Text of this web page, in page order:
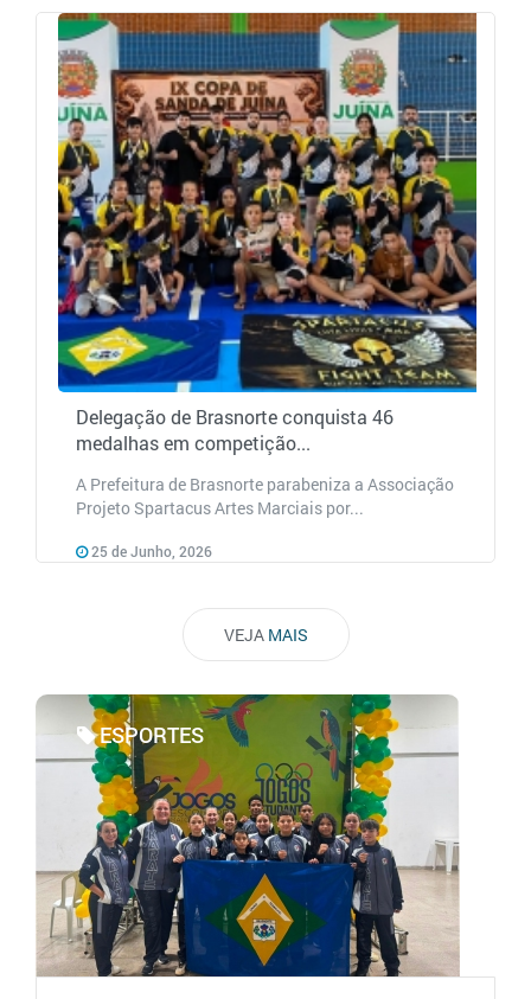
Delegação de Brasnorte conquista 46
medalhas em competição...
A Prefeitura de Brasnorte parabeniza a Associação
Projeto Spartacus Artes Marciais por...
25 de Junho, 2026
VEJA MAIS
ESPORTES